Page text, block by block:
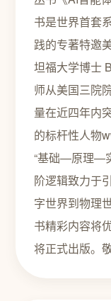
书是世界首套
践的专著特邀
坦福大学博士
师从美国三院
量在近四年内
的标杆性人物
“基础—原理—
阶逻辑致力于
字世界到物理
书精彩内容将
将正式出版。